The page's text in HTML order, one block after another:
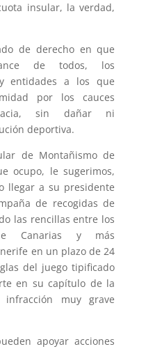
insular, la verdad,
de derecho en que
de todos, los
entidades a los que
por los cauces
sin dañar ni
deportiva.
de Montañismo de
ocupo, le sugerimos,
llegar a su presidente
de recogidas de
las rencillas entre los
Canarias y más
en un plazo de 24
del juego tipificado
en su capítulo de la
infracción muy grave
apoyar acciones